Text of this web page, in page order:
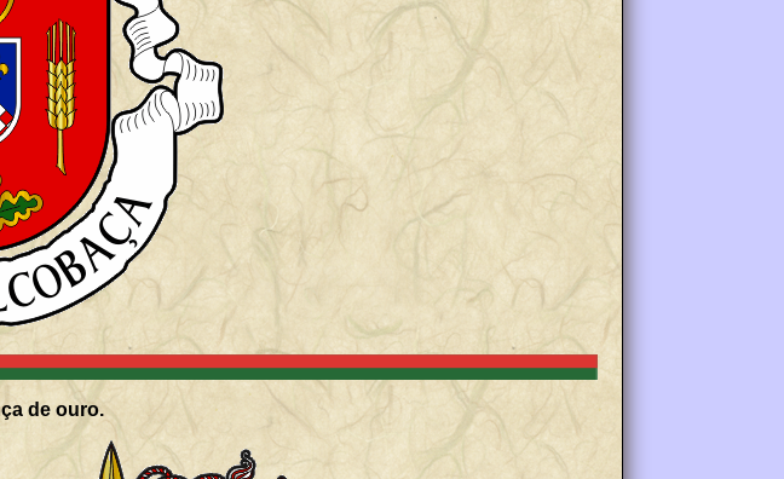
De branco, cordões e borlas de prata e vermelho. Haste e lança de ouro.